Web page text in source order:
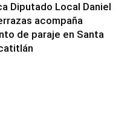
Diputado Local Daniel
acompaña
de paraje en Santa